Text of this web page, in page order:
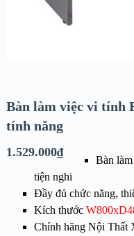
Bàn làm việc vi tính
tính năng
1.529.000₫
Bàn
tiện nghi
Đầy đủ chức năng,
Kích thước
Chính hãng Nội Thất